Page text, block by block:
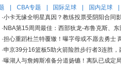
CBA专题 国际足球 国内足球
·小卡无缘全明星真因？教练投票受阴阳合同
· NBA第15周周最佳：西部狄龙-布鲁克斯、
·担心重蹈杜兰特覆辙！曝字母或不愿去勇士
·申京39分16篮板5助火箭险胜步行者3连胜，
·曝湖人与詹姆斯准备分道扬镳！离队已成定